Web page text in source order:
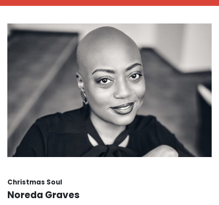
Christmas Soul
Noreda Graves